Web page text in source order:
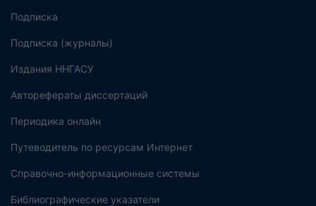
Подписка
Подписка (журналы)
Издания ННГАСУ
Авторефераты диссертаций
Периодика онлайн
Путеводитель по ресурсам Интернет
Справочно-информационные системы
Библиографические указатели